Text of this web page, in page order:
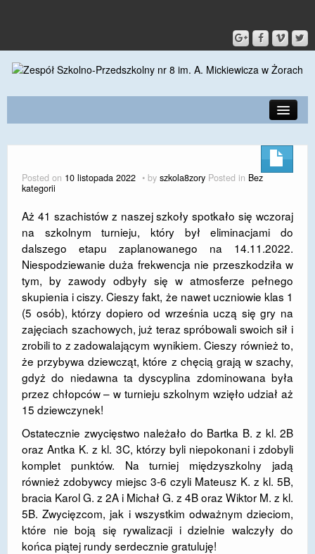
KONTAKT
DLA RODZICÓW I UCZNIÓW
DLA PRACOWNIKÓW
GALERIA
SPORT
DOSTĘPNOŚĆ
POLITYKA PRYWATNOŚCI
RODO
EGZAMIN ÓSMOKLASISTY
STANDARDY OCHRONY MAŁOLETNICH
PROJEKT ,,SZKOŁY Z JAKOŚCIĄ – ROZWÓJ
KSZTAŁCENIA OGÓLNEGO NA TERENIE MIASTA
ŻORY”
REKRUTACJA 2026/2027
Posted on 10 listopada 2022 by szkola8zory Posted in Bez
kategorii
Aż 41 szachistów z naszej szkoły spotkało się wczoraj
na szkolnym turnieju, który był eliminacjami do
dalszego etapu zaplanowanego na 14.11.2022.
Niespodziewanie duża frekwencja nie przeszkodziła w
tym, by zawody odbyły się w atmosferze pełnego
skupienia i ciszy. Cieszy fakt, że nawet uczniowie klas 1
(5 osób), którzy dopiero od września uczą się gry na
zajęciach szachowych, już teraz spróbowali swoich sił i
zrobili to z zadowalającym wynikiem. Cieszy również to,
że przybywa dziewcząt, które z chęcią grają w szachy,
gdyż do niedawna ta dyscyplina zdominowana była
przez chłopców – w turnieju szkolnym wzięło udział aż
15 dziewczynek!
Ostatecznie zwycięstwo należało do Bartka B. z kl. 2B
oraz Antka K. z kl. 3C, którzy byli niepokonani i zdobyli
komplet punktów. Na turniej międzyszkolny jadą
również zdobywcy miejsc 3-6 czyli Mateusz K. z kl. 5B,
bracia Karol G. z 2A i Michał G. z 4B oraz Wiktor M. z kl.
5B. Zwycięzcom, jak i wszystkim odważnym dzieciom,
które nie boją się rywalizacji i dzielnie walczyły do
końca piątej rundy serdecznie gratuluję!